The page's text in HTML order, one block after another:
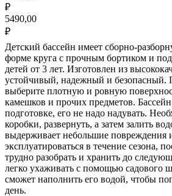
₽
5490,00
₽
Детский бассейн имеет сборно-
форме круга с прочным бортиком и
детей от 3 лет. Изготовлен из
устойчивый, надежный и безопасный.
выберите плотную и ровную
камешков и прочих предметов.
подготовке, его не надо надувать.
коробки, развернуть, а затем залить
выдерживает небольшие повреждения
эксплуатироваться в течение сезона,
трудно разобрать и хранить до
легко ухаживать с помощью садового
сможет наполнить его водой, чтобы
день.